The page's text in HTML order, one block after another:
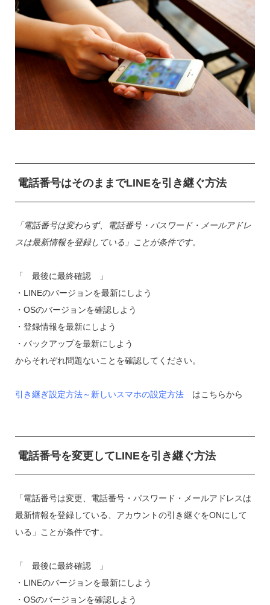
電話番号はそのままでLINEを引き継ぐ方法
「電話番号は変わらず、電話番号・パスワード・メールアドレ
スは最新情報を登録している」ことが条件です。
「 最後に最終確認 」
・LINEのバージョンを最新にしよう
・OSのバージョンを確認しよう
・登録情報を最新にしよう
・バックアップを最新にしよう
からそれぞれ問題ないことを確認してください。
引き継ぎ設定方法～新しいスマホの設定方法はこちらから
電話番号を変更してLINEを引き継ぐ方法
「電話番号は変更、電話番号・パスワード・メールアドレスは
最新情報を登録している、アカウントの引き継ぐをONにして
いる」ことが条件です。
「 最後に最終確認 」
・LINEのバージョンを最新にしよう
・OSのバージョンを確認しよう